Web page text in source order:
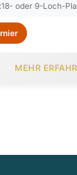
18- oder 9-Loch-
MEHR